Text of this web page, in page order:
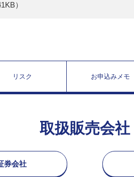
）
リスク お申込みメモ
取扱販売会社
券会社